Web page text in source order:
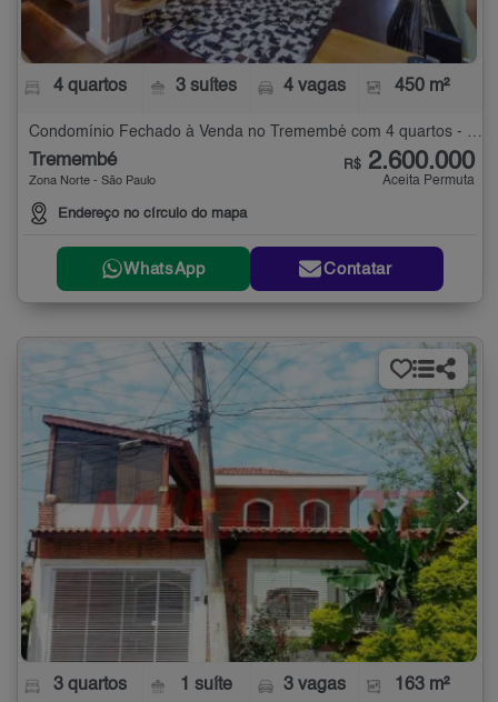
4 quartos 3 suítes 4 vagas 450 m²
Condomínio Fechado à Venda no Tremembé com 4 quartos - 450 m²
Tremembé
Zona Norte - São Paulo
Endereço no círculo do mapa
R$ 2.600.000
Aceita Permuta
WhatsApp Contatar
3 quartos 1 suíte 3 vagas 163 m²